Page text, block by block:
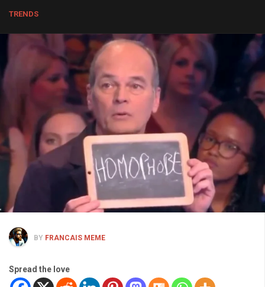
TRENDS
BY FRANCAIS MEME
Spread the love